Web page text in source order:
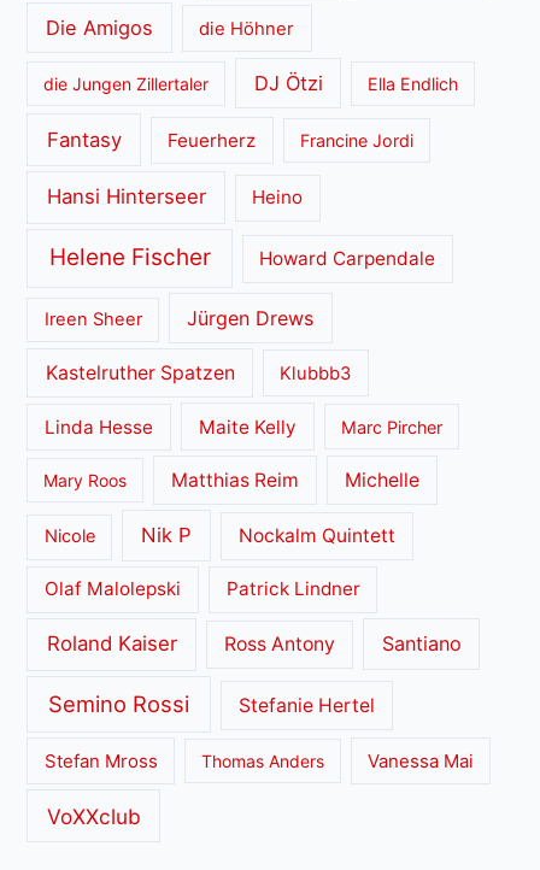
Die Amigos die Höhner
die Jungen Zillertaler DJ Ötzi Ella Endlich
Fantasy Feuerherz Francine Jordi
Hansi Hinterseer Heino
Helene Fischer Howard Carpendale
Ireen Sheer Jürgen Drews
Kastelruther Spatzen Klubbb3
Linda Hesse Maite Kelly Marc Pircher
Mary Roos Matthias Reim Michelle
Nicole Nik P Nockalm Quintett
Olaf Malolepski Patrick Lindner
Roland Kaiser Ross Antony Santiano
Semino Rossi Stefanie Hertel
Stefan Mross Thomas Anders Vanessa Mai
VoXXclub